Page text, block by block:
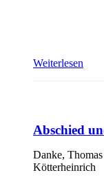
Weiterlesen
Abschied
Danke,
Kötterheinrich